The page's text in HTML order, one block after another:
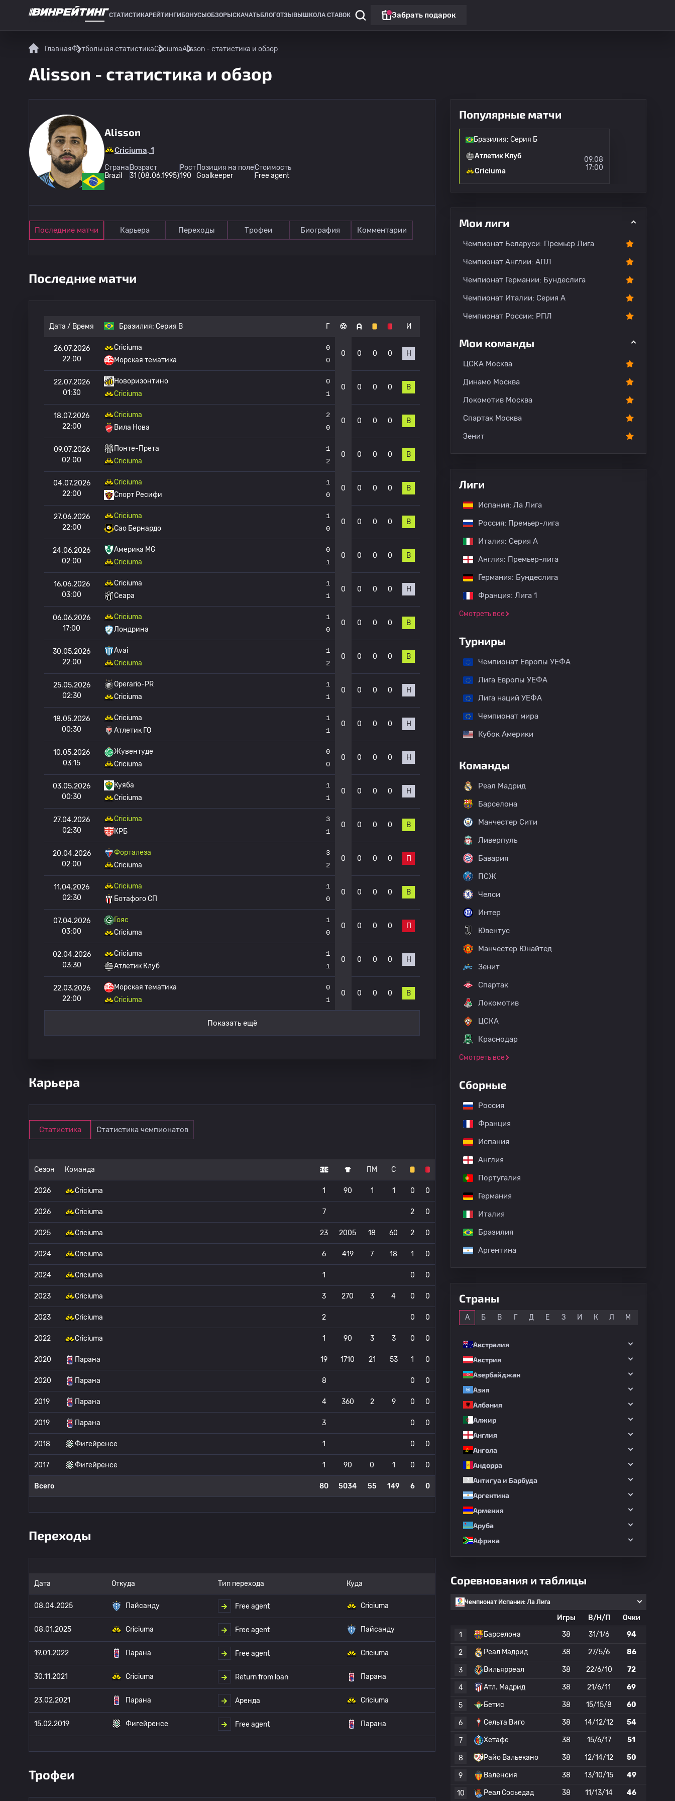
СТАТИСТИКАРЕЙТИНГИ БОНУСЫ ОБЗОРЫ СКАЧАТЬ БЛОГОТЗЫВЫ ШКОЛА СТАВОК Забрать подарок
ГлавнаяФутбольная статистикаCriciumaAlisson - статистика и обзор
Alisson - статистика и обзор
Alisson
Criciuma, 1
Страна
Brazil
Возраст
31 (08.06.1995)
Рост
190
Позиция на поле
Goalkeeper
Стоимость
Free agent
Последние матчи Карьера Переходы Трофеи Биография Комментарии
Последние матчи
Дата / Время Бразилия: Серия B Г И
26.07.2026
22:00
Criciuma
Морская тематика
0
0
0 0 0 0 Н
22.07.2026
01:30
Новоризонтино
Criciuma
0
1
0 0 0 0 В
18.07.2026
22:00
Criciuma
Вила Нова
2
0
0 0 0 0 В
09.07.2026
02:00
Понте-Прета
Criciuma
1
2
0 0 0 0 В
04.07.2026
22:00
Criciuma
Спорт Ресифи
1
0
0 0 0 0 В
27.06.2026
22:00
Criciuma
Сао Бернардо
1
0
0 0 0 0 В
24.06.2026
02:00
Америка MG
Criciuma
0
1
0 0 0 0 В
16.06.2026
03:00
Criciuma
Сеара
1
1
0 0 0 0 Н
06.06.2026
17:00
Criciuma
Лондрина
1
0
0 0 0 0 В
30.05.2026
22:00
Avai
Criciuma
1
2
0 0 0 0 В
25.05.2026
02:30
Operario-PR
Criciuma
1
1
0 0 0 0 Н
18.05.2026
00:30
Criciuma
Атлетик ГО
1
1
0 0 0 0 Н
10.05.2026
03:15
Жувентуде
Criciuma
0
0
0 0 0 0 Н
03.05.2026
00:30
Куяба
Criciuma
1
1
0 0 0 0 Н
27.04.2026
02:30
Criciuma
КРБ
3
1
0 0 0 0 В
20.04.2026
02:00
Форталеза
Criciuma
3
2
0 0 0 0 П
11.04.2026
02:30
Criciuma
Ботафого СП
1
0
0 0 0 0 В
07.04.2026
03:00
Гояс
Criciuma
1
0
0 0 0 0 П
02.04.2026
03:30
Criciuma
Атлетик Клуб
1
1
0 0 0 0 Н
22.03.2026
22:00
Морская тематика
Criciuma
0
1
0 0 0 0 В
Показать ещё
Карьера
Статистика Статистика чемпионатов
Сезон Команда ПМ С
2026 Criciuma 1 90 1 1 0 0
2026 Criciuma 7 2 0
2025 Criciuma 23 2005 18 60 2 0
2024 Criciuma 6 419 7 18 1 0
2024 Criciuma 1 0 0
2023 Criciuma 3 270 3 4 0 0
2023 Criciuma 2 0 0
2022 Criciuma 1 90 3 3 0 0
2020 Парана 19 1710 21 53 1 0
2020 Парана 8 0 0
2019 Парана 4 360 2 9 0 0
2019 Парана 3 0 0
2018 Фигейренсе 1 0 0
2017 Фигейренсе 1 90 0 1 0 0
Всего 80 5034 55 149 6 0
Переходы
Дата Откуда Тип перехода Куда
08.04.2025 Пайсанду Free agent Criciuma
08.01.2025 Criciuma Free agent Пайсанду
19.01.2022 Парана Free agent Criciuma
30.11.2021 Criciuma Return from loan Парана
23.02.2021 Парана Аренда Criciuma
15.02.2019 Фигейренсе Free agent Парана
Трофеи
Популярные матчи
Бразилия: Серия Б
Атлетик Клуб
Criciuma
09.08
17:00
Мои лиги
Чемпионат Беларуси: Премьер Лига
Чемпионат Англии: АПЛ
Чемпионат Германии: Бундеслига
Чемпионат Италии: Серия А
Чемпионат России: РПЛ
Мои команды
ЦСКА Москва
Динамо Москва
Локомотив Москва
Спартак Москва
Зенит
Лиги
Испания: Ла Лига
Россия: Премьер-лига
Италия: Серия А
Англия: Премьер-лига
Германия: Бундеслига
Франция: Лига 1
Смотреть все
Турниры
Чемпионат Европы УЕФА
Лига Европы УЕФА
Лига наций УЕФА
Чемпионат мира
Кубок Америки
Команды
Реал Мадрид
Барселона
Манчестер Сити
Ливерпуль
Бавария
ПСЖ
Челси
Интер
Ювентус
Манчестер Юнайтед
Зенит
Спартак
Локомотив
ЦСКА
Краснодар
Смотреть все
Сборные
Россия
Франция
Испания
Англия
Португалия
Германия
Италия
Бразилия
Аргентина
Страны
А Б В Г Д Е З И К Л М
Австралия
Австрия
Азербайджан
Азия
Албания
Алжир
Англия
Ангола
Андорра
Антигуа и Барбуда
Аргентина
Армения
Аруба
Африка
Соревнования и таблицы
Чемпионат Испании: Ла Лига
Игры В/Н/П
Очки
1
Барселона 38 31/1/6 94
2 Реал Мадрид 38 27/5/6 86
3 Вильярреал 38 22/6/10 72
4 Атл. Мадрид 38 21/6/11 69
5 Бетис 38 15/15/8 60
6 Сельта Виго 38 14/12/12 54
7 Хетафе 38 15/6/17 51
8 Райо Вальекано 38 12/14/12 50
9 Валенсия 38 13/10/15 49
10 Реал Сосьедад 38 11/13/14 46